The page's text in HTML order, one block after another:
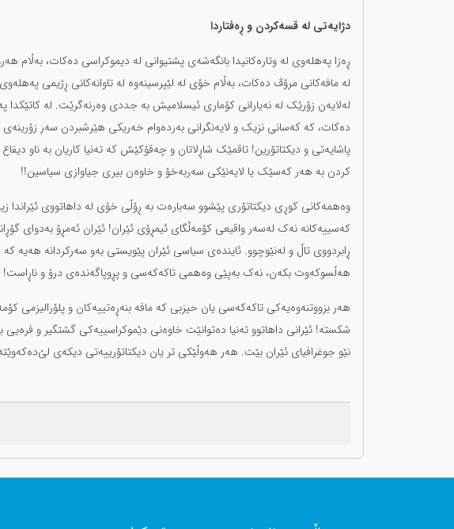
دژایەتی لە قسەکردن و ڕەفتاردا
ڕەزا پەهلەوی لە وتارەکانیدا بانگەشەی پشتیوانی لە دیموکراسی دەکات، بەڵام
لە مافەکانی مرۆڤ دەکات، بەڵام خۆی لە لێپرسینەوە لە تاوانەکانی ڕژیمی
لەلایەن زۆرێک لە نەیارانی کۆماری ئیسلامیش بە جددی وەرنەگرێت. لە کاتێکدا
دەکات، کە کەسانی نزیک و لایەنگرانی بەردەوام خەریکی هێرشبردن سەر زۆرینەی
پاشایەتی و دیکتاتۆرین! تاقمێک شاڕلاتان و چەقۆکێش کە تەنیا کاریان بە ناو
کردن بە هەر کەسێک یا لایەنێکی سەربەخۆ و خاوەن بیری جیاوازی سیاسین!!
وەهمەکانی کوڕی دیکتاتۆری پێشوو سەبارەت بە ڕۆڵی خۆی لە داهاتووی ئێراندا
کەسییەکانە نەک لەسەر واقیعی کۆمەڵگای ئیمڕۆی ئێران! ئێران ئەمڕۆ بەدوای
ڕابردووی تاڵ و لەنێوچوو. ئایندەی سیاسی ئێران پێویستی بەو سەرکردانە هەیە
هەڵسوکەوت بکەن، نەک بەپێی وەهمی تاکەکەسی و پڕوپاگەندەی درۆ و ناڕاست!
هەر بزووتنەوەیەکی تاکەکەسی یان حیزبی کە مافە بنەڕەتییەکان و پلۆرالیزمی
شکسته! ئێرانی داهاتوو تەنیا دەتوانێت خاوەنی دێموکراسییەکی گشتگیر و
نێو جوغرافیای ئێران بێت. هەر هەوڵێکی تر یان دیکتاتۆرییەتی دیکەی